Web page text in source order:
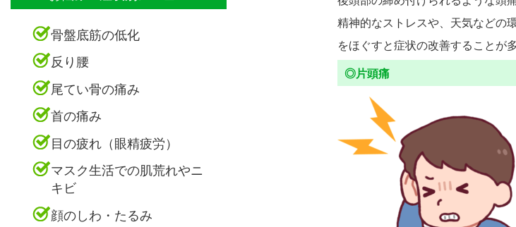
精神的なストレスや、天気などの
をほぐすと症状の改善することが
◎片頭痛
骨盤底筋の低化
反り腰
尾てい骨の痛み
首の痛み
目の疲れ（眼精疲労）
マスク生活での肌荒れやニ
キビ
顔のしわ・たるみ